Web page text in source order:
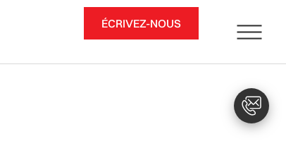
ÉCRIVEZ-NOUS